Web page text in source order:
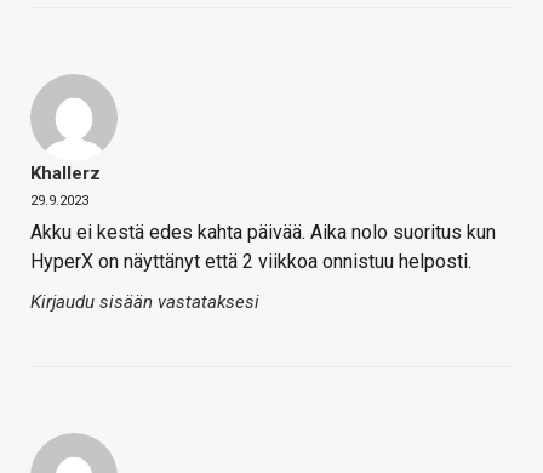
Khallerz
29.9.2023
Akku ei kestä edes kahta päivää. Aika nolo suoritus kun
HyperX on näyttänyt että 2 viikkoa onnistuu helposti.
Kirjaudu sisään vastataksesi